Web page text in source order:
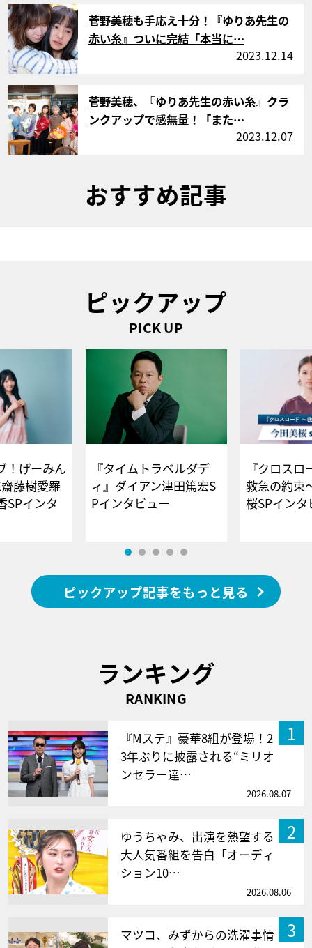
サムネイル
菅野美穂も手応え十分！『ゆりあ先生の
赤い糸』ついに完結「本当に…
2023.12.14
サムネイル
菅野美穂、『ゆりあ先生の赤い糸』クラ
ンクアップで感無量！「また…
2023.12.07
おすすめ記事
ピックアップ
PICK UP
！げーみん
藤樹愛羅
SPインタ
『タイムトラベルダデ
ィ』ダイアン津田篤宏S
Pインタビュー
『クロス
救急の約束
桜SPイ
ピックアップ記事をもっと見る
ランキング
RANKING
1
『Mステ』豪華8組が登場！2
3年ぶりに披露される“ミリオ
ンセラー達…
2026.08.07
2
ゆうちゃみ、出演を熱望する
大人気番組を告白「オーディ
ション10…
2026.08.06
3
マツコ、みずからの洗濯事情